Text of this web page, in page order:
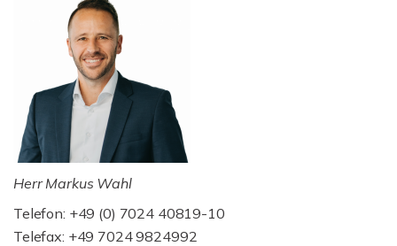
Herr Markus Wahl
Telefon: +49 (0) 7024 40819-10
Telefax: +49 7024 9824992